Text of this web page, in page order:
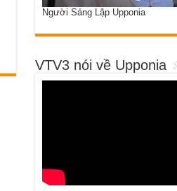
Người Sáng Lập Upponia
VTV3 nói về Upponia